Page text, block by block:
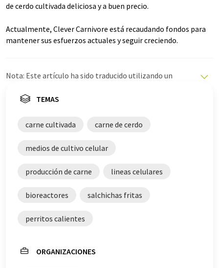
de cerdo cultivada deliciosa y a buen precio.
Actualmente, Clever Carnivore está recaudando fondos para
mantener sus esfuerzos actuales y seguir creciendo.
Nota: Este artículo ha sido traducido utilizando un
ofrece estas traducciones automáticas para presentar
este artículo ha sido traducido con traducción
Inglés se puede encontraraquí
TEMAS
carne cultivada carne de cerdo
medios de cultivo celular
producción de carne lineas celulares
bioreactores salchichas fritas
perritos calientes
ORGANIZACIONES